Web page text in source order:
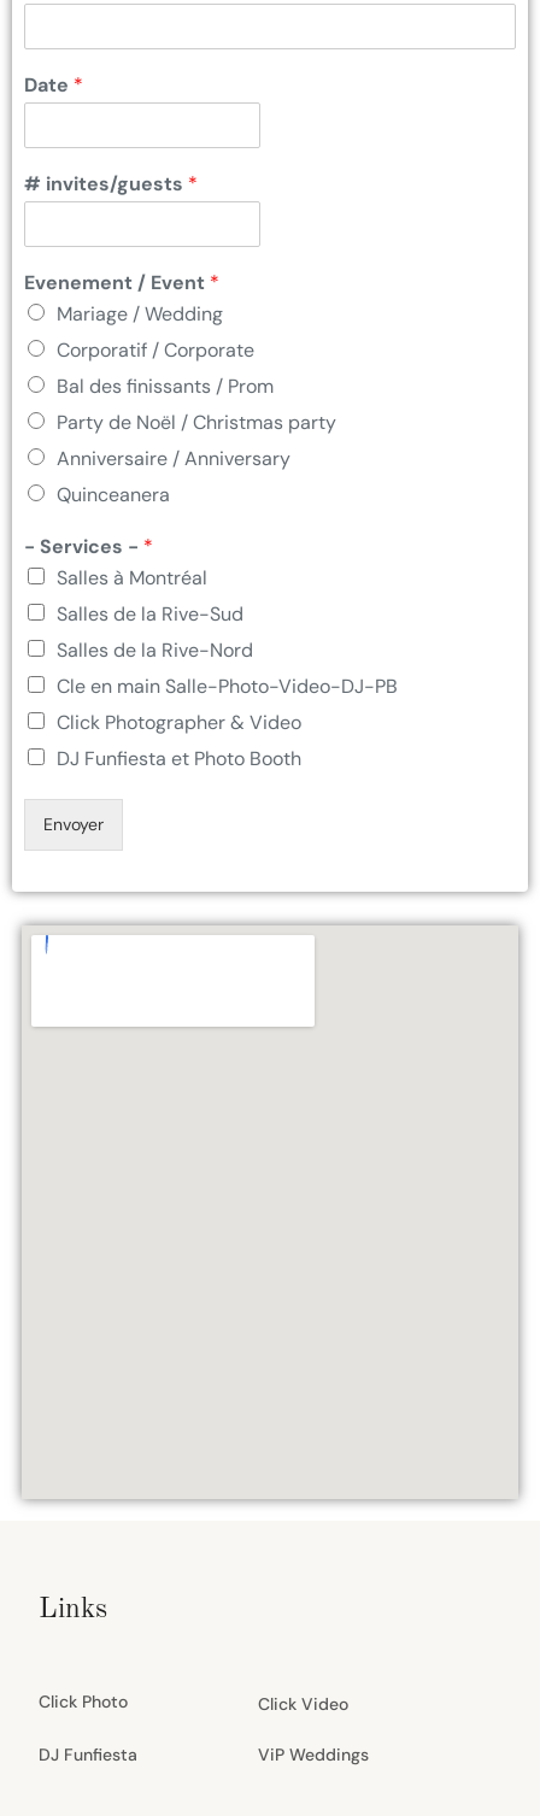
Date *
# invites/guests *
Evenement / Event *
Mariage / Wedding
Corporatif / Corporate
Bal des finissants / Prom
Party de Noël / Christmas party
Anniversaire / Anniversary
Quinceanera
- Services - *
Salles à Montréal
Salles de la Rive-Sud
Salles de la Rive-Nord
Cle en main Salle-Photo-Video-DJ-PB
Click Photographer & Video
DJ Funfiesta et Photo Booth
Envoyer
Links
Click Photo Click Video
DJ Funfiesta ViP Weddings